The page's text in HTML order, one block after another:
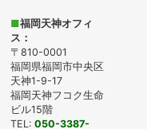
■福岡天神オフィ
ス：
〒810-0001
福岡県福岡市中央区
天神1-9-17
福岡天神フコク生命
ビル15階
TEL:050-3387-